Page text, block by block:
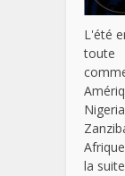
L'été
toute
la